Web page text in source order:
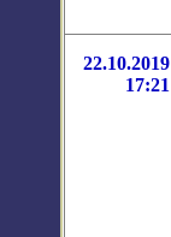
22.10.2019
17:21